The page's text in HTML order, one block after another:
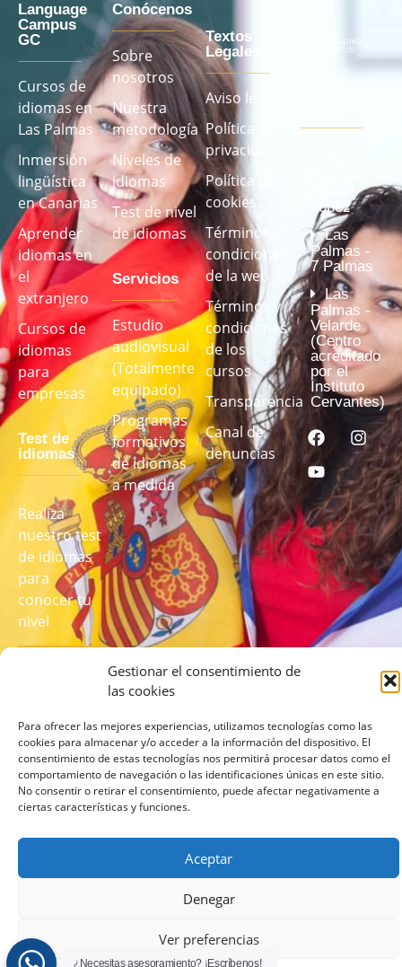
Gestionar el consentimiento de
las cookies
Para ofrecer las mejores experiencias, utilizamos tecnologías como las
cookies para almacenar y/o acceder a la información del dispositivo. El
consentimiento de estas tecnologías nos permitirá procesar datos como el
comportamiento de navegación o las identificaciones únicas en este sitio.
No consentir o retirar el consentimiento, puede afectar negativamente a
ciertas características y funciones.
Aceptar
Denegar
Ver preferencias
Language
Campus
GC
Cursos de
idiomas en
Las Palmas
Inmersión
lingüística
en Canarias
Aprender
idiomas en
el
extranjero
Cursos de
idiomas
para
empresas
Test de
idiomas
Realiza
nuestro test
de idiomas
para
conocer tu
nivel
Conócenos
Sobre
nosotros
Nuestra
metodología
Niveles de
idiomas
Test de nivel
de idiomas
Servicios
Estudio
audiovisual
(Totalmente
equipado)
Programas
formativos
de idiomas
a medida
Textos
Legales
Aviso legal
Política de
privacidad
Política de
cookies
Términos y
condiciones
de la web
Términos y
condiciones
de los
cursos
Transparencia
Canal de
denuncias
Mesa y
López
Las
Palmas -
7 Palmas
Las
Palmas -
Velarde
(Centro
acreditado
por el
Instituto
Cervantes)
¿Necesitas asesoramiento? ¡Escríbenos!